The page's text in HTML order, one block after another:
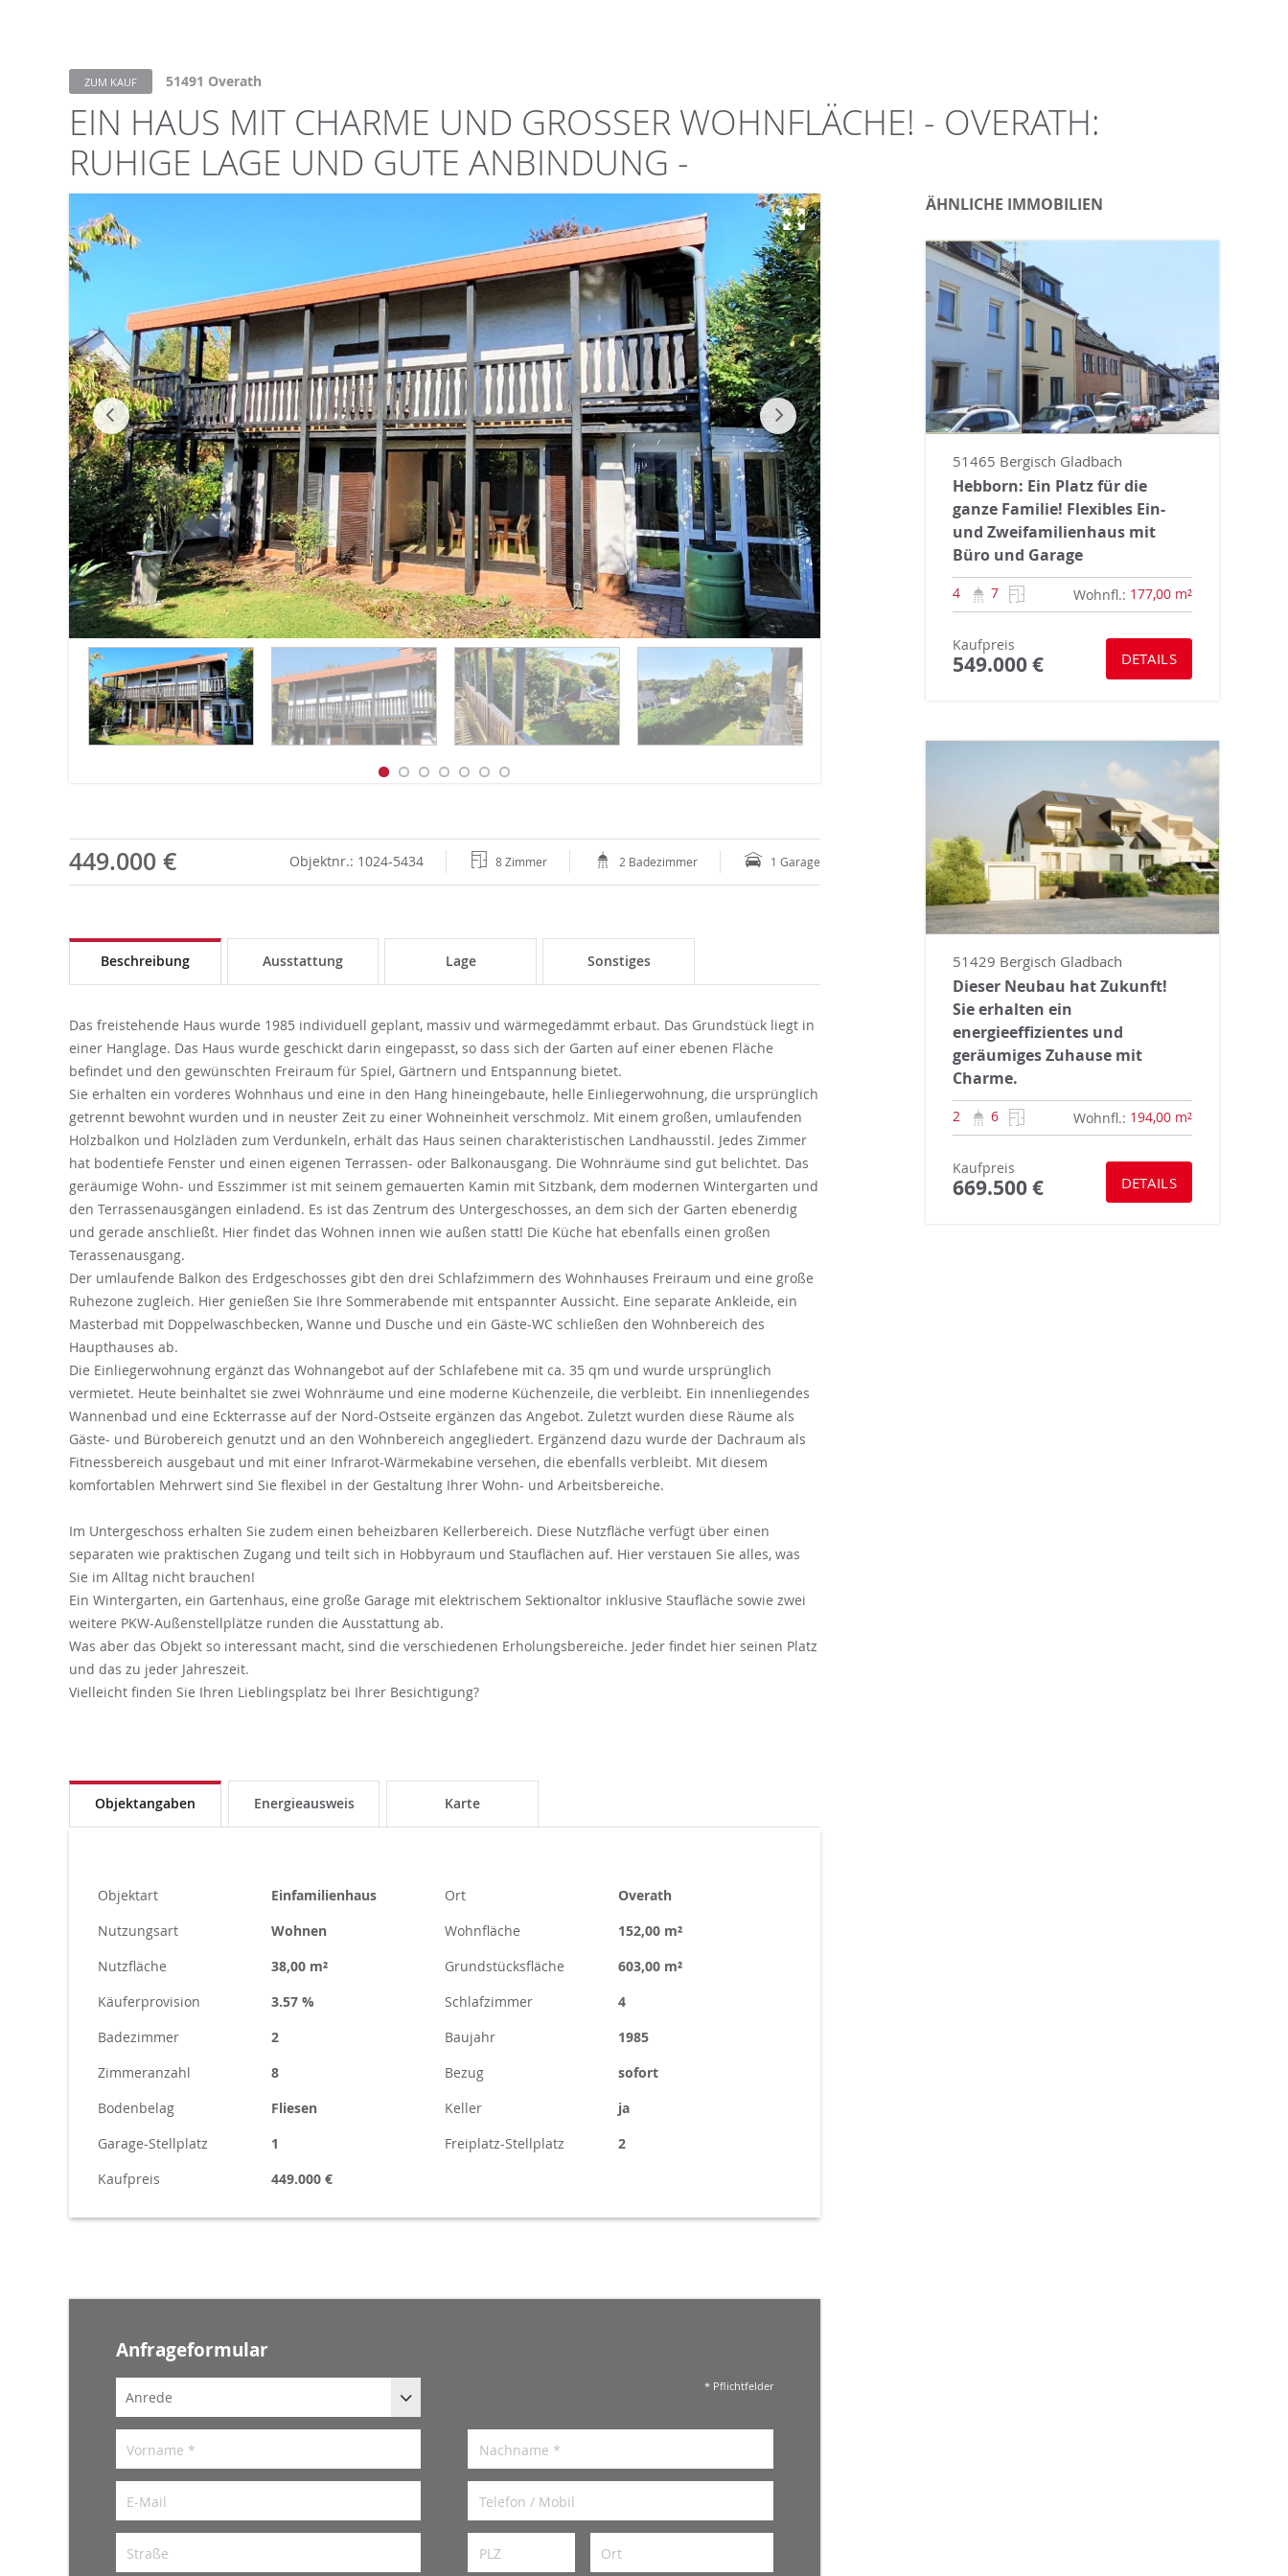
ZUM KAUF 51491 Overath
EIN HAUS MIT CHARME UND GROSSER WOHNFLÄCHE! - OVERATH: R
UHIGE LAGE UND GUTE ANBINDUNG -
449.000 € Objektnr.: 1024-5434 8 Zimmer 2 Badezimmer 1 Garage
Beschreibung Ausstattung Lage Sonstiges
Das freistehende Haus wurde 1985 individuell geplant, massiv und wärmegedämmt erbaut. Das Grundstück liegt in
einer Hanglage. Das Haus wurde geschickt darin eingepasst, so dass sich der Garten auf einer ebenen Fläche
befindet und den gewünschten Freiraum für Spiel, Gärtnern und Entspannung bietet.
Sie erhalten ein vorderes Wohnhaus und eine in den Hang hineingebaute, helle Einliegerwohnung, die ursprünglich
getrennt bewohnt wurden und in neuster Zeit zu einer Wohneinheit verschmolz. Mit einem großen, umlaufenden
Holzbalkon und Holzläden zum Verdunkeln, erhält das Haus seinen charakteristischen Landhausstil. Jedes Zimmer
hat bodentiefe Fenster und einen eigenen Terrassen- oder Balkonausgang. Die Wohnräume sind gut belichtet. Das
geräumige Wohn- und Esszimmer ist mit seinem gemauerten Kamin mit Sitzbank, dem modernen Wintergarten und
den Terrassenausgängen einladend. Es ist das Zentrum des Untergeschosses, an dem sich der Garten ebenerdig
und gerade anschließt. Hier findet das Wohnen innen wie außen statt! Die Küche hat ebenfalls einen großen
Terassenausgang.
Der umlaufende Balkon des Erdgeschosses gibt den drei Schlafzimmern des Wohnhauses Freiraum und eine große
Ruhezone zugleich. Hier genießen Sie Ihre Sommerabende mit entspannter Aussicht. Eine separate Ankleide, ein
Masterbad mit Doppelwaschbecken, Wanne und Dusche und ein Gäste-WC schließen den Wohnbereich des
Haupthauses ab.
Die Einliegerwohnung ergänzt das Wohnangebot auf der Schlafebene mit ca. 35 qm und wurde ursprünglich
vermietet. Heute beinhaltet sie zwei Wohnräume und eine moderne Küchenzeile, die verbleibt. Ein innenliegendes
Wannenbad und eine Eckterrasse auf der Nord-Ostseite ergänzen das Angebot. Zuletzt wurden diese Räume als
Gäste- und Bürobereich genutzt und an den Wohnbereich angegliedert. Ergänzend dazu wurde der Dachraum als
Fitnessbereich ausgebaut und mit einer Infrarot-Wärmekabine versehen, die ebenfalls verbleibt. Mit diesem
komfortablen Mehrwert sind Sie flexibel in der Gestaltung Ihrer Wohn- und Arbeitsbereiche.
Im Untergeschoss erhalten Sie zudem einen beheizbaren Kellerbereich. Diese Nutzfläche verfügt über einen
separaten wie praktischen Zugang und teilt sich in Hobbyraum und Stauflächen auf. Hier verstauen Sie alles, was
Sie im Alltag nicht brauchen!
Ein Wintergarten, ein Gartenhaus, eine große Garage mit elektrischem Sektionaltor inklusive Staufläche sowie zwei
weitere PKW-Außenstellplätze runden die Ausstattung ab.
Was aber das Objekt so interessant macht, sind die verschiedenen Erholungsbereiche. Jeder findet hier seinen Platz
und das zu jeder Jahreszeit.
Vielleicht finden Sie Ihren Lieblingsplatz bei Ihrer Besichtigung?
Objektangaben Energieausweis Karte
Objektart Einfamilienhaus Ort
Overath
Nutzungsart
Wohnen Wohnfläche
152,00 m²
Nutzfläche
38,00 m² Grundstücksfläche
603,00 m²
Käuferprovision
3.57 % Schlafzimmer
4
Badezimmer
2 Baujahr
1985
Zimmeranzahl
8 Bezug
sofort
Bodenbelag
Fliesen Keller
ja
Garage-Stellplatz
1 Freiplatz-Stellplatz
2
Kaufpreis
449.000 €
Anfrageformular
Anrede
* Pflichtfelder
ÄHNLICHE IMMOBILIEN
Objektnr.: 5427
51465 Bergisch Gladbach
Hebborn: Ein Platz für die
ganze Familie! Flexibles Ein-
und Zweifamilienhaus mit
Büro und Garage
4 7 Wohnfl.: 177,00 m²
Kaufpreis
549.000 € DETAILS
51429 Bergisch Gladbach
Dieser Neubau hat Zukunft!
Sie erhalten ein
energieeffizientes und
geräumiges Zuhause mit
Charme.
2 6 Wohnfl.: 194,00 m²
Kaufpreis
669.500 € DETAILS